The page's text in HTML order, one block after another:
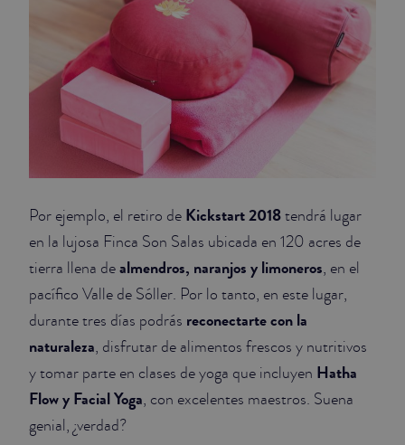
Por ejemplo, el retiro de Kickstart 2018tendrá lugar
en la lujosa Finca Son Salas ubicada en 120 acres de
tierra llena dealmendros, naranjos y limoneros, en el
pacífico Valle de Sóller. Por lo tanto, en este lugar,
durante tres días podrás reconectarte con la
naturaleza, disfrutar de alimentos frescos y nutritivos
y tomar parte en clases de yoga que incluyen Hatha
Flow y Facial Yoga, con excelentes maestros. Suena
genial, ¿verdad?